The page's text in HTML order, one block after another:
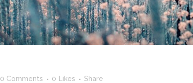
0 Comments 0 Likes Share